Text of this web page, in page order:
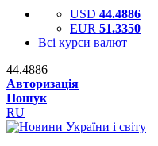
USD 44.4886
EUR 51.3350
Всі курси валют
44.4886
Авторизація
Пошук
RU